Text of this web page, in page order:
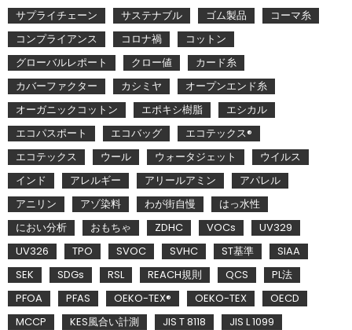
サプライチェーン サステナブル ゴム製品
コーマ糸
コンプライアンス
コロナ禍
コットン
グローバルレポート
クロー値
カード糸
カバーファクター
カシミヤ
オープンエンド糸
オーガニックコットン
エポキシ樹脂
エシカル
エコパスポート
エコバッグ
エコテックス®
エコテックス
ウール ウォータジェット
ウイルス
インド
アレルギー アリールアミン
アパレル
アニリン
アゾ染料 わが街自慢
はっ水性
におい分析
おもちゃ ZDHC VOCs
UV329
UV326
TPO SVOC SVHC ST基準
SIAA
SEK
SDGs RSL REACH規則 QCS
PL法
PFOA
PFAS OEKO-TEX® OEKO-TEX
OECD
MCCP
KES風合い計測 JIS T 8118
JIS L 1099